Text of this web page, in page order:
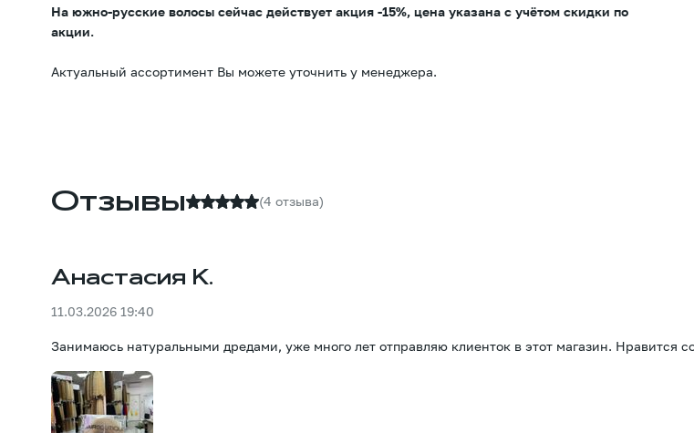
На южно-русские волосы сейчас действует акция -15%, цена указана с учётом скидки по
акции.
Актуальный ассортимент Вы можете уточнить у менеджера.
Отзывы (4 отзыва)
Анастасия К.
11.03.2026 19:40
Занимаюсь натуральными дредами, уже много лет отправляю клиенток в этот магазин. Нравится